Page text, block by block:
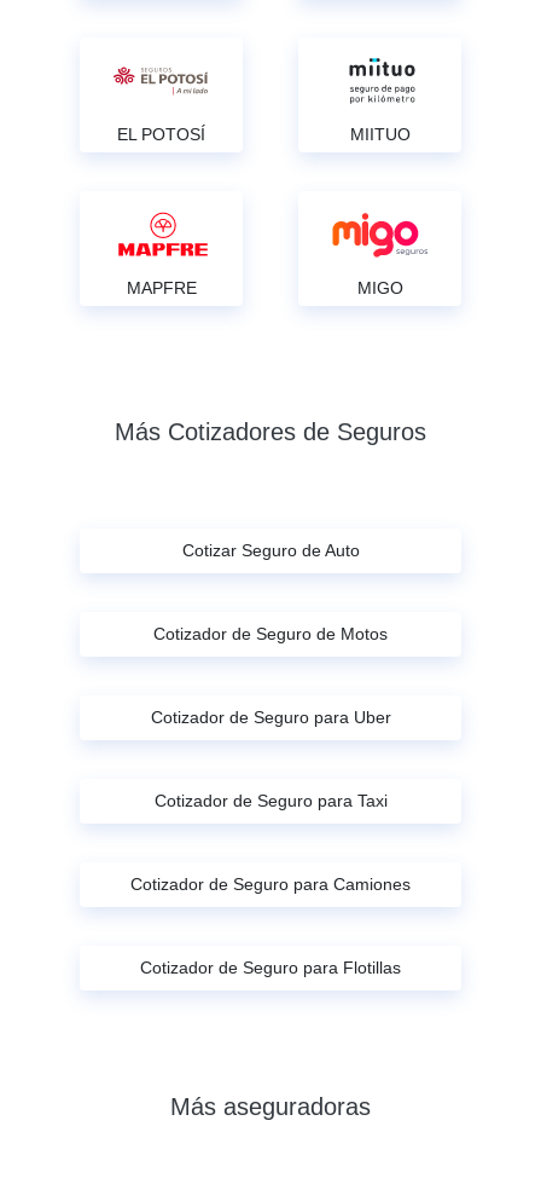
EL POTOSÍ MIITUO
MAPFRE MIGO
Más Cotizadores de Seguros
Cotizar Seguro de Auto
Cotizador de Seguro de Motos
Cotizador de Seguro para Uber
Cotizador de Seguro para Taxi
Cotizador de Seguro para Camiones
Cotizador de Seguro para Flotillas
Más aseguradoras